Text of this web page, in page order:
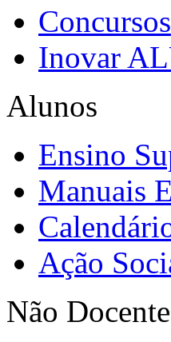
Concursos
Inovar
Alunos
Ensino
Manuais
Ação
Não